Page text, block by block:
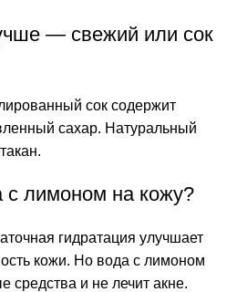
— свежий или сок
сок содержит
сахар. Натуральный
с лимоном на кожу?
гидратация улучшает
кожи. Но вода с лимоном
средства и не лечит акне.